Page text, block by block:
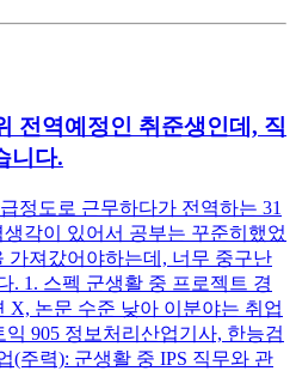
전역예정인 취준생인데, 직
니다.
정도로 근무하다가 전역하는 31
각이 있어서 공부는 꾸준히했었
가져갔어야하는데, 너무 중구난
. 1. 스펙 군생활 중 프로젝트 경
X, 논문 수준 낮아 이분야는 취업
905 정보처리산업기사, 한능검
(주력): 군생활 중 IPS 직무와 관